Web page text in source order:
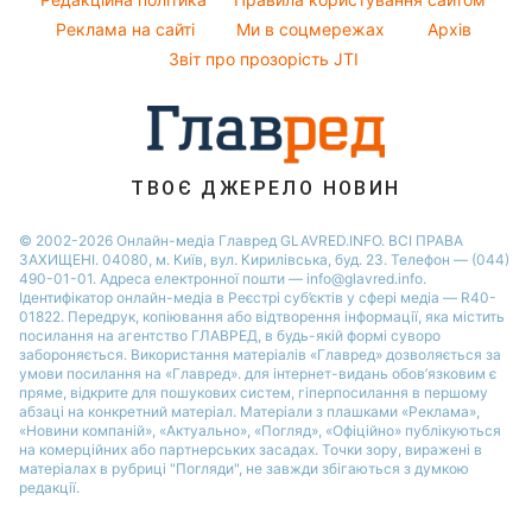
Новини Черкаси
Новини Тернополя
Новини Житомира
Усе про шоу-бізнес
Реклама на сайті
Ми в соцмережах
Архів
Звіт про прозорість JTI
ТВОЄ ДЖЕРЕЛО НОВИН
© 2002-2026 Онлайн-медіа Главред GLAVRED.INFO. ВСІ ПРАВА
ЗАХИЩЕНІ. 04080, м. Київ, вул. Кирилівська, буд. 23. Телефон — (044)
490-01-01. Адреса електронної пошти — info@glavred.info.
Ідентифікатор онлайн-медіа в Реєстрі суб’єктів у сфері медіа — R40-
01822. Передрук, копіювання або відтворення інформації, яка містить
посилання на агентство ГЛАВРЕД, в будь-якій формi суворо
забороняється. Використання матеріалів «Главред» дозволяється за
умови посилання на «Главред». для інтернет-видань обов’язковим є
пряме, відкрите для пошукових систем, гіперпосилання в першому
абзаці на конкретний матеріал. Матеріали з плашками «Реклама»,
«Новини компаній», «Актуально», «Погляд», «Офіційно» публікуються
на комерційних або партнерських засадах. Точки зору, виражені в
матеріалах в рубриці "Погляди", не завжди збігаються з думкою
редакції.